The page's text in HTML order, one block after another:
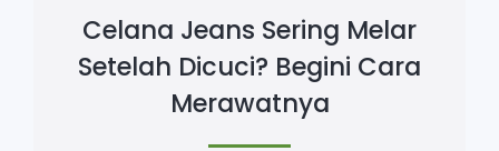
Celana Jeans Sering Melar
Setelah Dicuci? Begini Cara
Merawatnya